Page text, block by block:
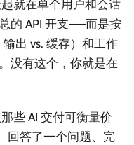
就在单个用户和会话
的 API 开支——而是按
出 vs. 缓存）和工作
没有这个，你就是在
些 AI 交付可衡量价
回答了一个问题、完